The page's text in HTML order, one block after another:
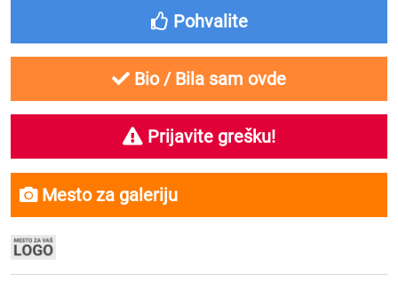
Pohvalite
Bio / Bila sam ovde
Prijavite grešku!
Mesto za galeriju